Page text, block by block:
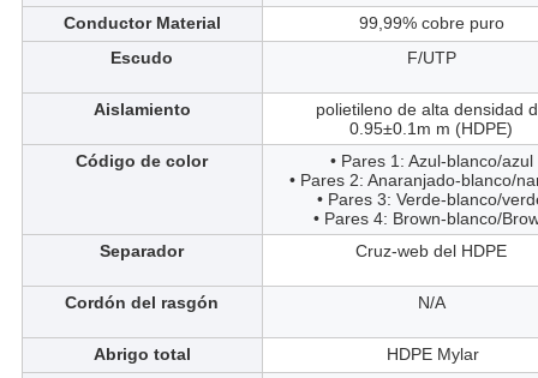
Conductor Material
99,99% cobre puro
Escudo
F/UTP
Aislamiento
polietileno de alta densidad
0.95±0.1m m (HDPE)
Código de color
• Pares 1: Azul-blanco/azul
• Pares 2: Anaranjado-blanco/
• Pares 3: Verde-blanco/
• Pares 4: Brown-blanco/
Separador
Cruz-web del HDPE
Cordón del rasgón N/A
Abrigo total
HDPE Mylar